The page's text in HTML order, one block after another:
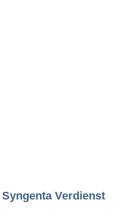
Syngenta Verdienst